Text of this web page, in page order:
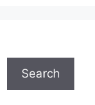
Search